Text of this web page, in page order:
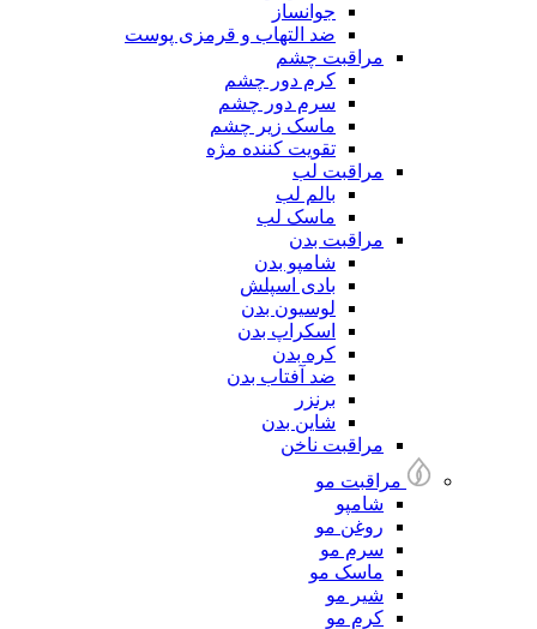
جوانساز
ضد التهاب و قرمزی پوست
مراقبت چشم
کرم دور چشم
سرم دور چشم
ماسک زیر چشم
تقویت کننده مژه
مراقبت لب
بالم لب
ماسک لب
مراقبت بدن
شامپو بدن
بادی اسپلش
لوسیون بدن
اسکراپ بدن
کره بدن
ضد آفتاب بدن
برنزر
شاین بدن
مراقبت ناخن
مراقبت مو
شامپو
روغن مو
سرم مو
ماسک مو
شیر مو
کرم مو